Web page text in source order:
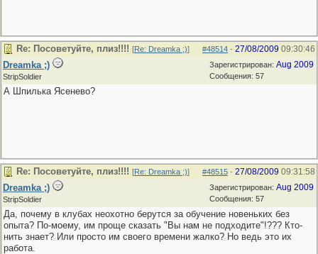
#48514 - 27/08/2009 09:30:46
Re: Посоветуйте, плиз!!!! [Re: Dreamka ;)]
Зарегистрирован: Aug 2009
Сообщения: 57
Dreamka ;)
StripSoldier
А Шпилька Ясенево?
#48515 - 27/08/2009 09:31:58
Re: Посоветуйте, плиз!!!! [Re: Dreamka ;)]
Зарегистрирован: Aug 2009
Сообщения: 57
Dreamka ;)
StripSoldier
Да, почему в клубах неохотно берутся за обучение новеньких без
опыта? По-моему, им проще сказать "Вы нам не подходите"!??? Кто-
нить знает? Или просто им своего времени жалко? Но ведь это их
работа.